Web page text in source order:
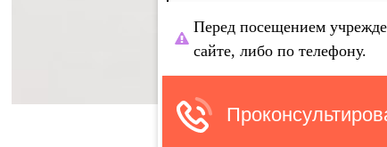
Перед посещением
сайте, либо по телефону.